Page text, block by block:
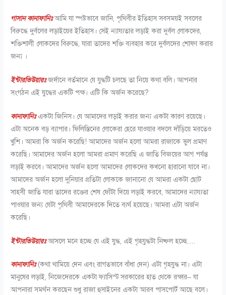
গাসান কানাফানিঃআমি যা স্পষ্টভাবে জানি, পৃথিবীর ইতিহাস সবসময়ই সবলের
বিরুদ্ধে দুর্বলের লড়াইয়ের ইতিহাস। সেই ন্যায্যতার লড়াই করা দুর্বল লোকদের,
শক্তিশালী লোকদের বিরুদ্ধে, যারা তাদের শক্তি ব্যবহার করে দুর্বলদের শোষণ করার
জন্য ।
ইন্টারভিউয়ারঃজর্দানে বর্তমানে যে যুদ্ধটি চলছে তা নিয়ে কথা বলি। আপনার
সংগঠন এই যুদ্ধের একটি পক্ষ। এটি কি অর্জন করেছে?
কানাফানিঃএকটা জিনিস। যে আমাদের লড়াই করার জন্য একটা কারণ রয়েছে।
এটা অনেক বড় ব্যাপার। ফিলিস্তিনের লোকেরা হেরে যাওয়ার বদলে দাঁড়িয়ে মরতেও
খুশি। আমরা কি অর্জন করেছি! আমাদের অর্জন হলো আমরা রাজাকে ভুল প্রমাণ
করেছি। আমাদের অর্জন হলো আমরা প্রমাণ করেছি এ জাতি বিজয়ের আগ পর্যন্ত
লড়াই করবে। আমাদের অর্জন হলো আমাদের লোকদের কখনো হারানো যাবে না।
আমাদের অর্জন হলো দুনিয়ার প্রতিটা লোককে জানানো যে আমরা একটা ছোট
সাহসী জাতি যারা তাদের রক্তের শেষ ফোঁটা দিয়ে লড়াই করবে, আমাদের ন্যায্যতা
পাওয়ার জন্য যেটা পৃথিবী আমাদেরকে দিতে ব্যর্থ হয়েছে। আমরা এটা অর্জন
করেছি।
ইন্টারভিউয়ারঃআসলে মনে হচ্ছে যে এই যুদ্ধ, এই গৃহযুদ্ধটা নিষ্ফল হচ্ছে….
কানাফানিঃ(কথা থামিয়ে দেন এবং রাগতভাবে বাঁধা দেন) এটা গৃহযুদ্ধ না। এটা
মানুষের লড়াই, নিজেদেরকে একটা ফ্যাসিস্ট সরকারের হাত থেকে রক্ষার– যা
আপনারা সমর্থন করছেন শুধু রাজা হুসাইনের একটা আরব পাসপোর্ট আছে বলে।